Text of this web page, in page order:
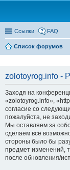
Ссылки FAQ
Список форумов
zolotoyrog.info -
Заходя на
«zolotoyrog.info»,
согласие со
пожалуйста, не
Мы оставляем за
сделаем всё
стороны было бы
предмет изменений,
после обновления/